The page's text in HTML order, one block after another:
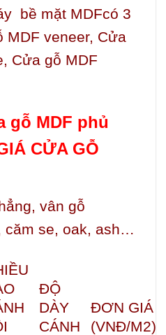
bề mặt MDFcó 3
MDF veneer, Cửa
Cửa gỗ MDF
gỗ MDF phủ
CỬA GỖ
vân gỗ
căm se, oak, ash…
ĐỘ
DÀY
CÁNH
ĐƠN GIÁ
(VNĐ/M2)